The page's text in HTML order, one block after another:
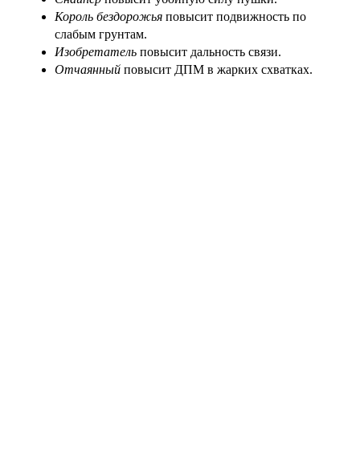
Король бездорожья повысит подвижность по
слабым грунтам.
Изобретатель повысит дальность связи.
Отчаянный повысит ДПМ в жарких схватках.